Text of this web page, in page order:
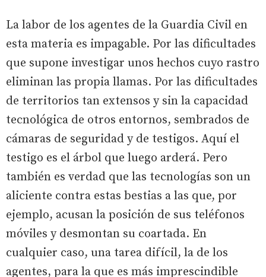
La labor de los agentes de la Guardia Civil en
esta materia es impagable. Por las dificultades
que supone investigar unos hechos cuyo rastro
eliminan las propia llamas. Por las dificultades
de territorios tan extensos y sin la capacidad
tecnológica de otros entornos, sembrados de
cámaras de seguridad y de testigos. Aquí el
testigo es el árbol que luego arderá. Pero
también es verdad que las tecnologías son un
aliciente contra estas bestias a las que, por
ejemplo, acusan la posición de sus teléfonos
móviles y desmontan su coartada. En
cualquier caso, una tarea difícil, la de los
agentes, para la que es más imprescindible